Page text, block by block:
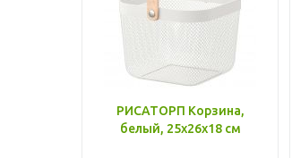
РИСАТОРП Корзина,
белый, 25x26x18 см